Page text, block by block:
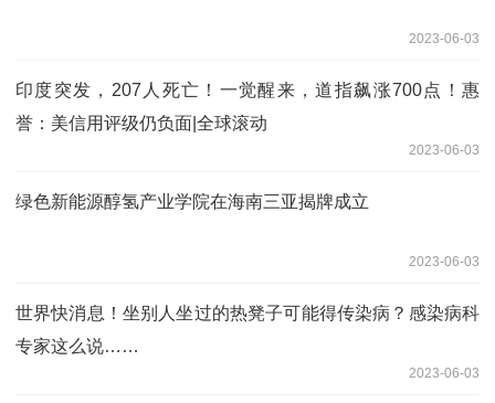
2023-06-03
印度突发，207人死亡！一觉醒来，道指飙涨700点！惠
誉：美信用评级仍负面|全球滚动
2023-06-03
绿色新能源醇氢产业学院在海南三亚揭牌成立
2023-06-03
世界快消息！坐别人坐过的热凳子可能得传染病？感染病科
专家这么说……
2023-06-03